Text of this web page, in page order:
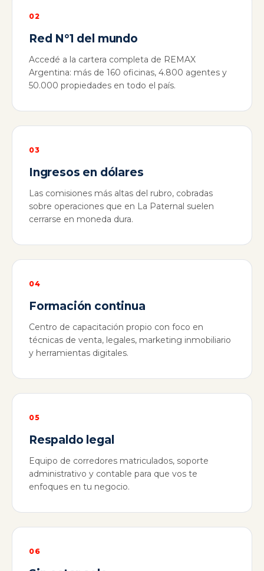
02
Red N°1 del mundo
Accedé a la cartera completa de REMAX
Argentina: más de 160 oficinas, 4.800 agentes y
50.000 propiedades en todo el país.
03
Ingresos en dólares
Las comisiones más altas del rubro, cobradas
sobre operaciones que en La Paternal suelen
cerrarse en moneda dura.
04
Formación continua
Centro de capacitación propio con foco en
técnicas de venta, legales, marketing inmobiliario
y herramientas digitales.
05
Respaldo legal
Equipo de corredores matriculados, soporte
administrativo y contable para que vos te
enfoques en tu negocio.
06